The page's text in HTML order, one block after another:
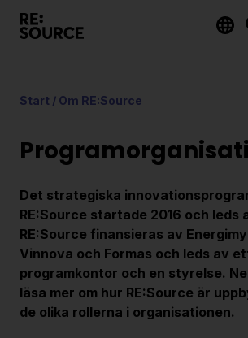
Tips
Rapporter
Start / Om RE:Source
Det strategiska
RE:Source startade 2016 och leds
RE:Source finansieras av
Vinnova och Formas och leds av
programkontor och en styrelse.
läsa mer om hur RE:Source är
de olika rollerna i organisationen.